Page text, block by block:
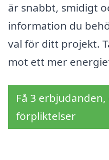
är snabbt, smidigt
information du
val för ditt projekt.
mot ett mer
Få 3
förpliktelser